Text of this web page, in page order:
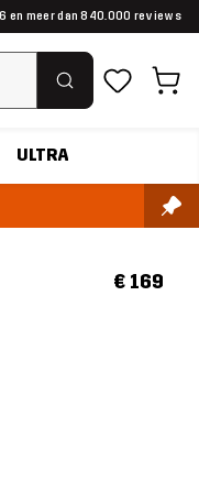
en meer dan 840.000 reviews
ULTRA
€ 169